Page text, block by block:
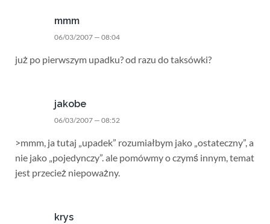
mmm
06/03/2007 — 08:04
już po pierwszym upadku? od razu do taksówki?
jakobe
06/03/2007 — 08:52
>mmm, ja tutaj „upadek” rozumiałbym jako „ostateczny”, a
nie jako „pojedynczy”. ale pomówmy o czymś innym, temat
jest przecież niepoważny.
krys